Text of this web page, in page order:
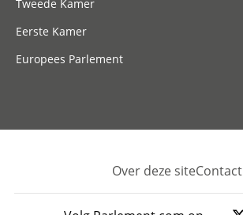
Tweede Kamer
Eerste Kamer
Europees Parlement
Footer
Over deze siteContact